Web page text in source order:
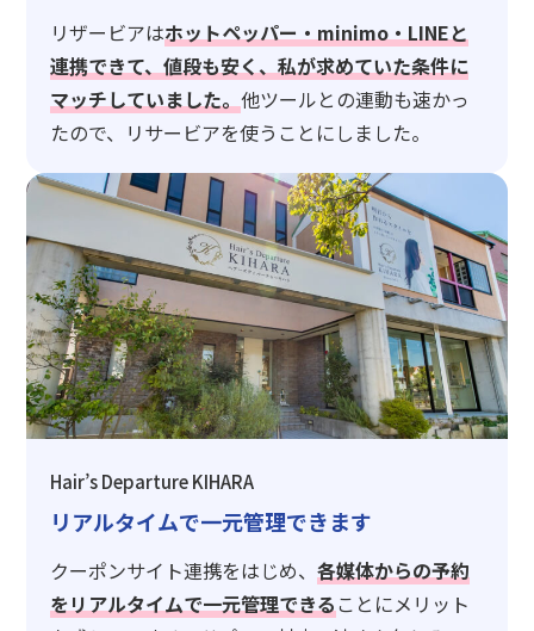
リザービアはホットペッパー・minimo・LINEと
連携できて、値段も安く、私が求めていた条件に
マッチしていました。他ツールとの連動も速かっ
たので、リサービアを使うことにしました。
Hair’s Departure KIHARA
リアルタイムで一元管理できます
クーポンサイト連携をはじめ、各媒体からの予約
をリアルタイムで一元管理できる ことにメリット